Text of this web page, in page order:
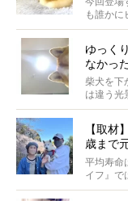
タビュ
も誰かに
起きたと
ゆっく
なかっ
柴犬を下
は違う光
つぶらに
【取材
歳まで
#38と
平均寿命
イフ』で
意を込め